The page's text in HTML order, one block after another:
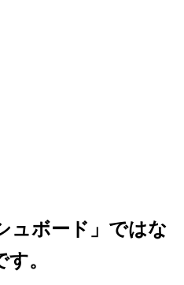
ュボード」ではな
。